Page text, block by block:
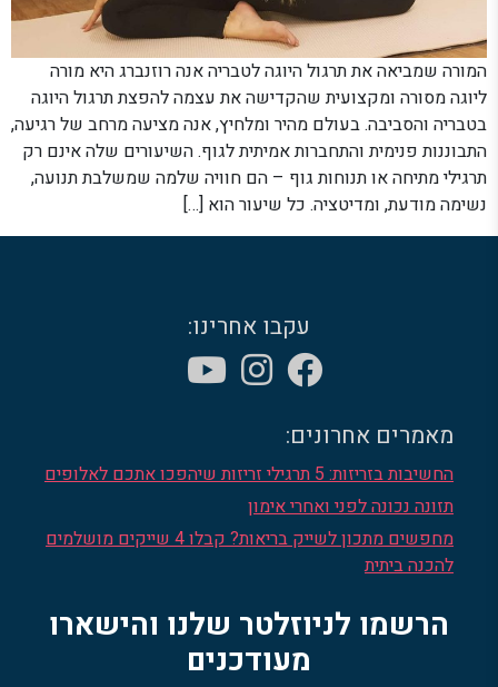
המורה שמביאה את תרגול היוגה לטבריה אנה רוזנברג היא מורה
ליוגה מסורה ומקצועית שהקדישה את עצמה להפצת תרגול היוגה
בטבריה והסביבה. בעולם מהיר ומלחיץ, אנה מציעה מרחב של רגיעה,
התבוננות פנימית והתחברות אמיתית לגוף. השיעורים שלה אינם רק
תרגילי מתיחה או תנוחות גוף – הם חוויה שלמה שמשלבת תנועה,
נשימה מודעת, ומדיטציה. כל שיעור הוא […]
עקבו אחרינו:
מאמרים אחרונים:
החשיבות בזריזות: 5 תרגילי זריזות שיהפכו אתכם לאלופים
תזונה נכונה לפני ואחרי אימון
מחפשים מתכון לשייק בריאות? קבלו 4 שייקים מושלמים
להכנה ביתית
הרשמו לניוזלטר שלנו והישארו
מעודכנים